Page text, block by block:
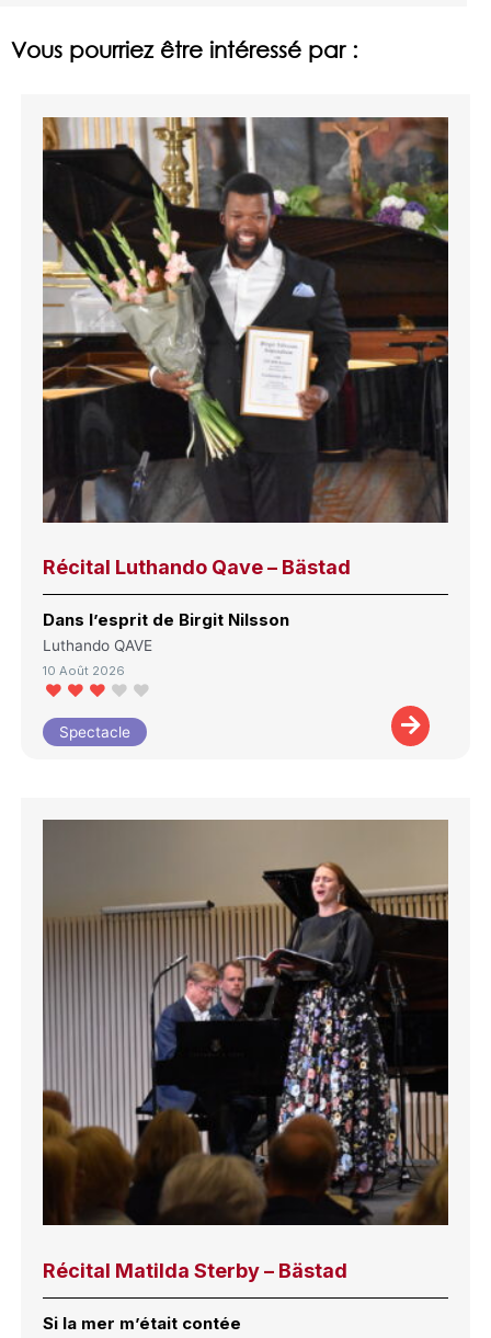
Vous pourriez être intéressé par :
Récital Luthando Qave – Bästad
Dans l’esprit de Birgit Nilsson
Luthando QAVE
10 Août 2026
Spectacle
Récital Matilda Sterby – Bästad
Si la mer m’était contée